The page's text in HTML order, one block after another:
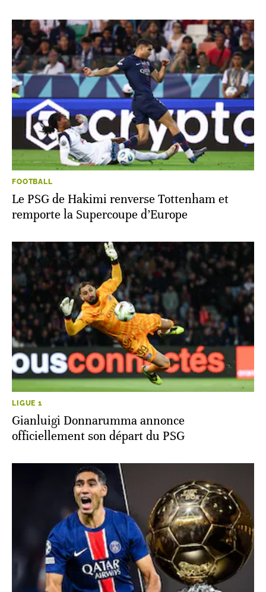
FOOTBALL
Le PSG de Hakimi renverse Tottenham et
remporte la Supercoupe d’Europe
LIGUE 1
Gianluigi Donnarumma annonce
officiellement son départ du PSG